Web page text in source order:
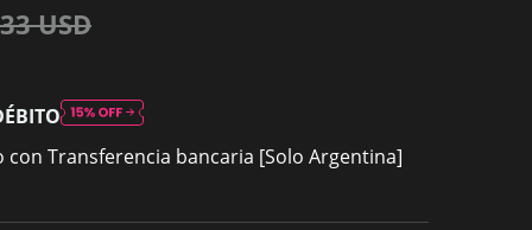
USD
con Transferencia bancaria [Solo Argentina]